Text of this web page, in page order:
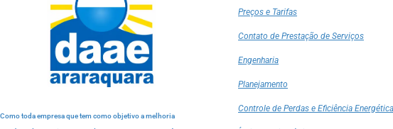
Como toda empresa que tem como objetivo a melhoria
Preços e Tarifas
Contato de Prestação de Serviços
Engenharia
Planejamento
Controle de Perdas e Eficiência Energética